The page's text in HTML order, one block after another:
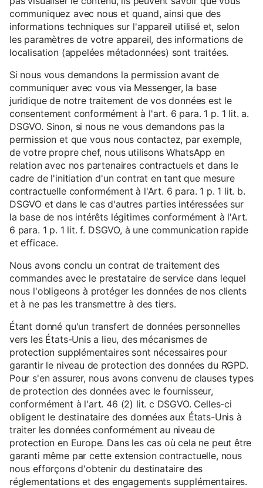
communiquez avec nous et quand, ainsi que des
informations techniques sur l'appareil utilisé et, selon
les paramètres de votre appareil, des informations de
localisation (appelées métadonnées) sont traitées.
Si nous vous demandons la permission avant de
communiquer avec vous via Messenger, la base
juridique de notre traitement de vos données est le
consentement conformément à l'art. 6 para. 1 p. 1 lit. a.
DSGVO. Sinon, si nous ne vous demandons pas la
permission et que vous nous contactez, par exemple,
de votre propre chef, nous utilisons WhatsApp en
relation avec nos partenaires contractuels et dans le
cadre de l'initiation d'un contrat en tant que mesure
contractuelle conformément à l'Art. 6 para. 1 p. 1 lit. b.
DSGVO et dans le cas d'autres parties intéressées sur
la base de nos intérêts légitimes conformément à l'Art.
6 para. 1 p. 1 lit. f. DSGVO, à une communication rapide
et efficace.
Nous avons conclu un contrat de traitement des
commandes avec le prestataire de service dans lequel
nous l'obligeons à protéger les données de nos clients
et à ne pas les transmettre à des tiers.
Étant donné qu'un transfert de données personnelles
vers les États-Unis a lieu, des mécanismes de
protection supplémentaires sont nécessaires pour
garantir le niveau de protection des données du RGPD.
Pour s'en assurer, nous avons convenu de clauses types
de protection des données avec le fournisseur,
conformément à l'art. 46 (2) lit. c DSGVO. Celles-ci
obligent le destinataire des données aux États-Unis à
traiter les données conformément au niveau de
protection en Europe. Dans les cas où cela ne peut être
garanti même par cette extension contractuelle, nous
nous efforçons d'obtenir du destinataire des
réglementations et des engagements supplémentaires.